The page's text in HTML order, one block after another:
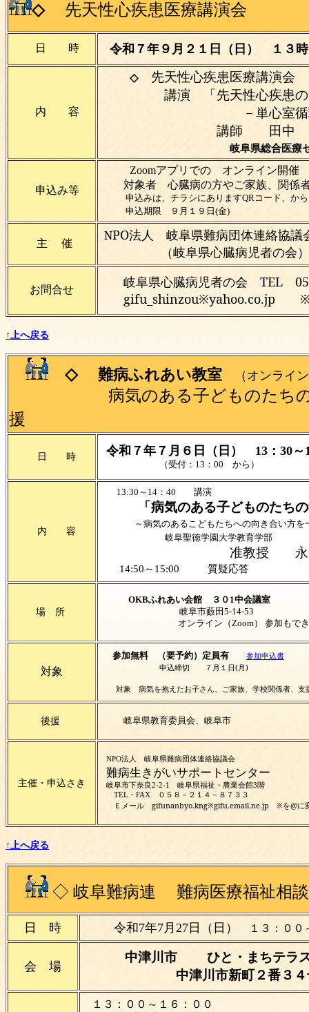
◇ 先天性心疾患医療講演会
日 時 令和７年９月２１日（日） １３
内 容
◇
先天性心疾患医療講
講演 「先天性心疾患の遠
－単心室循環と二
講師 田中 秀門
岐阜県総合医療
申込み等
Zoomアプリでの オンライン開催
対象者 心臓病の方やご家族、関係
申込みは、チラシにありますQRコード、か
申込期限 ９月１９日(金)
主 催
NPO法人 岐阜県難病団体連絡協議
（岐阜県心臓病児者の会）
お問合せ
岐阜県心臓病児者の会 TEL
gifu_shinzou※yahoo.co.jp ※を
↑上へ戻る
◇ 難病ふれあい教室 （オンライ
病気のある子どものたちの学
援
日 時 令和７年７月６日（日） 13：30
（受付：13：00 から）
内 容
13:30～14：40 講演
「病気のある子どものたちの
～病気のあるこどもたちへの向き合い方を
岐阜聖徳学園大学教育学部
准教授 永
14:50～15:00 質疑応答
場 所
OKBふれあい会館
３０1中会議室
岐阜市藪田5-14-53
オンライン（Zoom） 参加もで
対象
参加無料 （要予約）定員有
参加申込書
申込締切 ７月１日(月)
対象 病気を抱えたお子さん、ご家族、学校関係者、支
後援 岐阜県教育委員会、岐阜市
主催・申込さき
NPO法人 岐阜県難病団体連絡協議会
難病生きがいサポートセンター
岐阜市下奈良2-2-1 岐阜県福祉・農業会館3階
TEL・FAX ０５８－２１４－８７３３
Ｅメール gifunanbyo.kng※gifu.email.ne.jp ※を@に
↑上へ戻る
◇ 岐阜難病連 難病医療福祉相
日 時 令和7年7月27日（日） １３：
会 場
中津川市 ひと・まち
中津川市新町２番
１３：００～１６：００